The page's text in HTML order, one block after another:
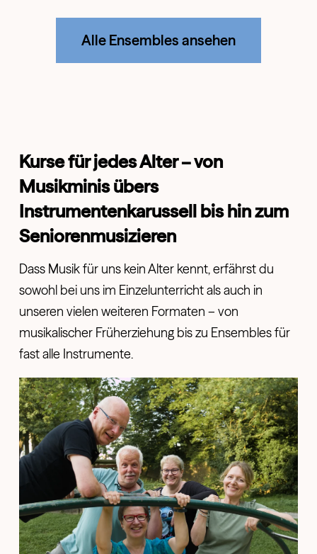
Alle Ensembles ansehen
Kurse für jedes Alter – von
Musikminis übers
Instrumentenkarussell bis hin zum
Seniorenmusizieren
Dass Musik für uns kein Alter kennt, erfährst du
sowohl bei uns im Einzelunterricht als auch in
unseren vielen weiteren Formaten – von
musikalischer Früherziehung bis zu Ensembles für
fast alle Instrumente.